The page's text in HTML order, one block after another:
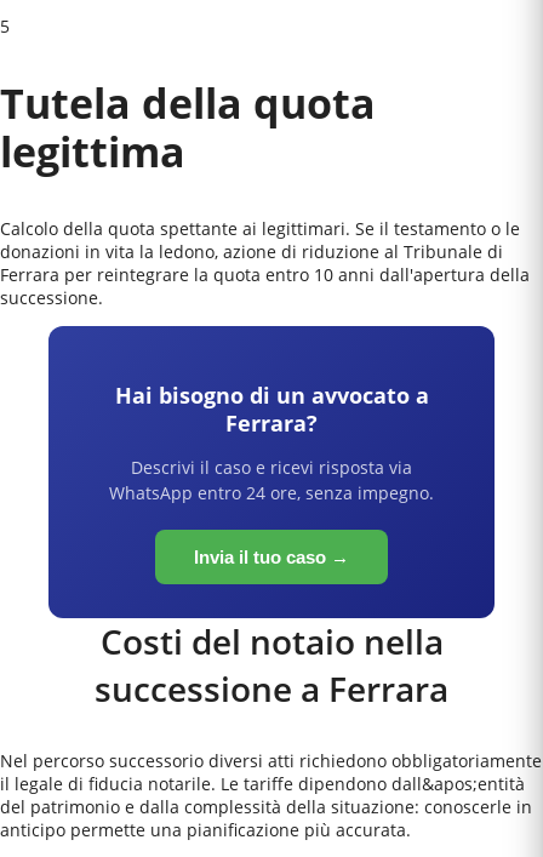
5
Tutela della quota
legittima
Calcolo della quota spettante ai legittimari. Se il testamento o le
donazioni in vita la ledono, azione di riduzione al Tribunale di
Ferrara per reintegrare la quota entro 10 anni dall'apertura della
successione.
Hai bisogno di un avvocato a
Ferrara?
Descrivi il caso e ricevi risposta via
WhatsApp entro 24 ore, senza impegno.
Invia il tuo caso →
Costi del notaio nella
successione a Ferrara
Nel percorso successorio diversi atti richiedono obbligatoriamente
il legale di fiducia notarile. Le tariffe dipendono dall&apos;entità
del patrimonio e dalla complessità della situazione: conoscerle in
anticipo permette una pianificazione più accurata.